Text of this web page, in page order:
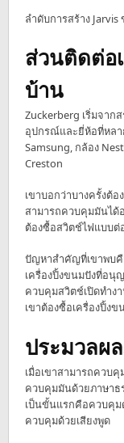
ลำดับการสร้าง
ส่วนติดต่อ
บ้าน
Zuckerberg เริ่มจาก
อุปกรณ์และยี่ห้อที่หลา
Samsung, กล้อง
Creston
เขาบอกว่าบางครั้งต้
สามารถควบคุมมันได้
ต้องซื้อสวิตช์ไฟแบบต่
ปัญหาสำคัญที่เขาพบคื
เครื่องปิ้งขนมปังที่อนุ
ควบคุมสวิตช์เปิดทำง
เขาต้องซื้อเครื่องปิ้งข
ประมวลผ
เมื่อเขาสามารถควบ
ควบคุมมันด้วยภาษาธ
เป็นขั้นแรกคือควบคุม
ควบคุมด้วยเสียงพูด